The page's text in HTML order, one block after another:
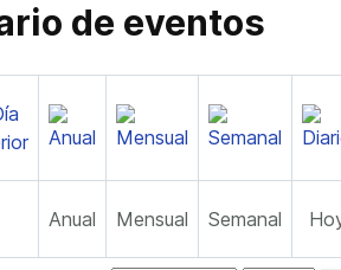
de eventos
Anual Mensual Semanal